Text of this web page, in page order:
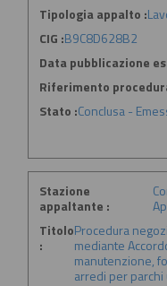
Tipologia appalto :
CIG :B9C8D628B2
Data pubblicazione
Riferimento
Stato :Conclusa -
Stazione
appaltante :
Titolo
:
Procedura
mediante
manutenzione,
arredi per parchi